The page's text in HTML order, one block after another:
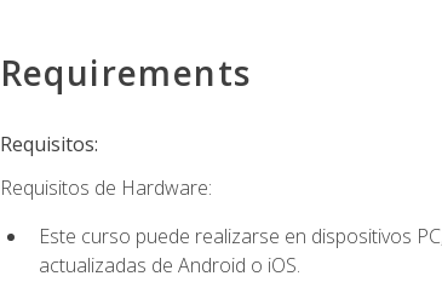
Requirements
Requisitos:
Requisitos de Hardware:
Este curso puede realizarse en dispositivos
actualizadas de Android o iOS.